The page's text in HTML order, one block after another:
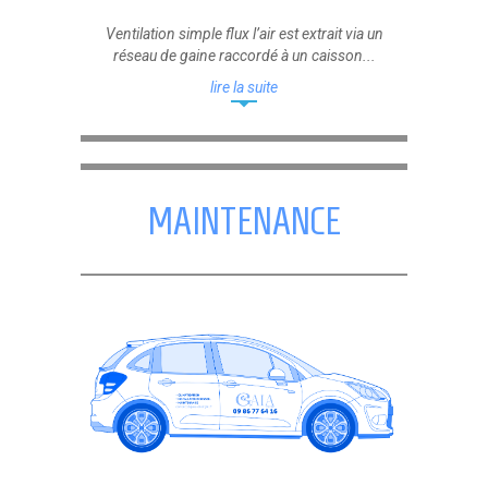
Ventilation simple flux l’air est extrait via un
réseau de gaine raccordé à un caisson...
lire la suite
MAINTENANCE